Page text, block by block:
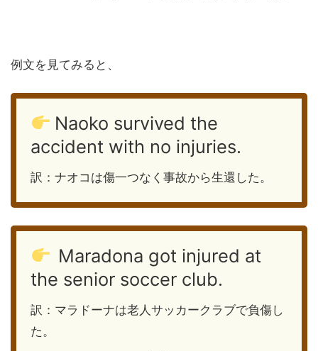
例文を見てみると、
Naoko survived the
accident with no injuries.
訳：ナオコは傷一つなく事故から生還した。
Maradona got injured at
the senior soccer club.
訳：マラドーナは老人サッカークラブで負傷し
た。